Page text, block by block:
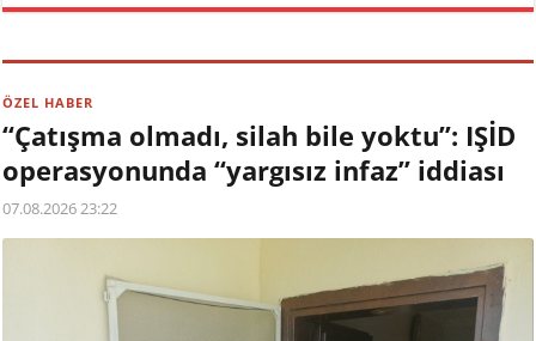
ÖZEL HABER
“Çatışma olmadı, silah bile yoktu”: IŞİD
operasyonunda “yargısız infaz” iddiası
07.08.2026 23:22